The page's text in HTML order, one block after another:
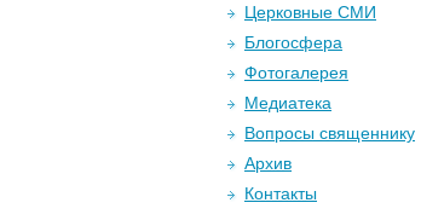
Церковные СМИ
Блогосфера
Фотогалерея
Медиатека
Вопросы священнику
Архив
Контакты